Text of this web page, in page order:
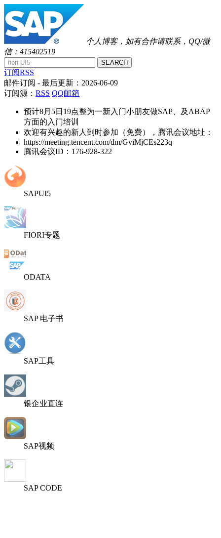
个人博客，如有合作请联系，QQ/微
信：415402519
SEARCH
订阅RSS
邮件订阅 - 最后更新： 2026-06-09
订阅源： RSS QQ邮箱
预计8月5日19点整为一新入门小朋友做SAP、及ABAP
方面的入门培训
欢迎有兴趣的新人到时参加（免费），腾讯会议地址：
https://meeting.tencent.com/dm/GviMjCEs223q
腾讯会议ID：176-928-322
SAPUI5
FIORI专题
ODATA
SAP 电子书
SAP工具
银企业直连
SAP视频
SAP CODE